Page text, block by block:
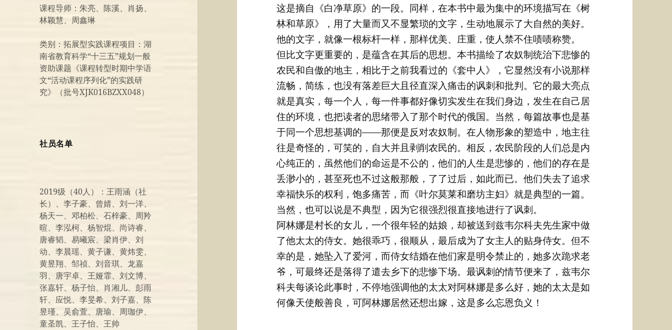
课程导师：朱亮、陈溪、肖扬、
林颖慧、周鑫琳
类别：拓展型实践课程项目：湖
南省教育科学“十三五”规划一般
资助课题《课程转型时期中学语
文“活动课程序列化”的实践研
究》（批号XJK016BZXX048）
社员名单
2019级（40人）：王雨涵（社
长）、李子豪、曾婧、刘一洋、
杨天一、邓柏松、石梓豪、周羚
暄、李泓柯、杨智焜、尚诗睿、
唐睿韬、易曦宸、梁肖伊、刘
动、李晨瑶、黄子谦、黄炜雯、
黄昱翔、邹祯、刘音琪、龙嘉
羽、唐宇卓、王娅霏、刘文博、
张嘉轩、杨子怡、肖湘儿、彭雨
轩、应悦、李旻希、刘子嘉、陈
昱瑾、吴俞萱、唐瑜、周珈伊、
童圣凯、王子怡、王帅
这是摘自《白净草原》的一段。同样，在本书中最为集中的环境描写在《树
林和草原》，用了大量而又不显繁琐的文字，生动地展示了大自然的美好。
他的文字，就像一根标杆一样，那样优美、庄重，使人禁不住啧啧称赞。
但比文字更重要的，是蕴含在其后的思想。本书描绘了农奴制统治下悲惨的
农民和自傲的地主，相比于之前我看过的《套中人》，它显然没有小说那样
流畅，简练，也没有落差巨大且径直深入痛击的讽刺和批判。它的最大亮点
就是真实，每一个人，每一件事都好像切实发生在我们身边，发生在自己居
住的环境，也把读者的思绪带入了那个时代的俄国。当然，每篇故事也是基
于同一个思想基调的——那便是反对农奴制。在人物形象的塑造中，地主往
往是奇怪的，可笑的，自大并且剥削农民的。相反，农民阶段的人们总是内
心纯正的，虽然他们的命运是不公的，他们的人生是悲惨的，他们的存在是
丢渺小的，甚至死也不过这般那般，了了过后，如此而已。他们失去了追求
幸福快乐的权利，饱多痛苦，而《叶尔莫莱和磨坊主妇》就是典型的一篇。
当然，也可以说是不典型，因为它很强烈很直接地进行了讽刺。
阿林娜是村长的女儿，一个很年轻的姑娘，却被送到兹韦尔科夫先生家中做
了他太太的侍女。她很乖巧，很顺从，最后成为了女主人的贴身侍女。但不
幸的是，她坠入了爱河，而侍女结婚在他们家是明令禁止的，她多次跪求老
爷，可最终还是落得了遣去乡下的悲惨下场。最讽刺的情节便来了，兹韦尔
科夫每谈论此事时，不停地强调他的太太对阿林娜是多么好，她的太太是如
何像天使般善良，可阿林娜居然还想出嫁，这是多么忘恩负义！